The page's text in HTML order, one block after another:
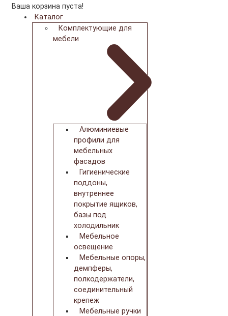
Ваша корзина пуста!
Каталог
Комплектующие для
мебели
Алюминиевые
профили для
мебельных
фасадов
Гигиенические
поддоны,
внутреннее
покрытие ящиков,
базы под
холодильник
Мебельное
освещение
Мебельные опоры,
демпферы,
полкодержатели,
соединительный
крепеж
Мебельные ручки